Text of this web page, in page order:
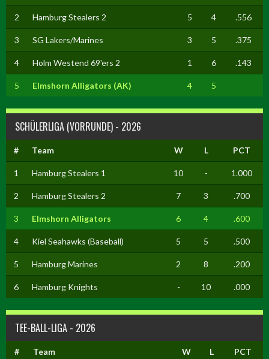
2 Hamburg Stealers 2 5 4 .556
3 SG Lakers/Marines 3 5 .375
4 Holm Westend 69'ers 2 1 6 .143
5 Elmshorn Alligators (AK) 4 5
SCHÜLERLIGA (VORRUNDE) - 2026
# Team W L PCT
1 Hamburg Stealers 1 10 - 1.000
2 Hamburg Stealers 2 7 3 .700
3 Elmshorn Alligators 6 4 .600
4 Kiel Seahawks (Baseball) 5 5 .500
5 Hamburg Marines 2 8 .200
6 Hamburg Knights - 10 .000
TEE-BALL-LIGA - 2026
# Team W L PCT